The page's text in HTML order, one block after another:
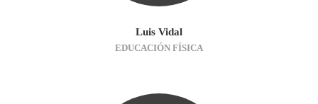
Luis Vidal
EDUCACIÓN FÍSICA